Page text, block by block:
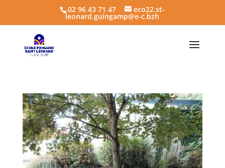
02 96 43 71 47 eco22.st-
leonard.guingamp@e-c.bzh